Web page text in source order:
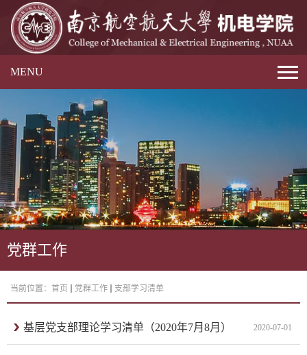
MENU
党群工作
当前位置： 首页 党群工作 支部学习清单
基层党支部理论学习清单（2020年7月8月） 2020-07-01